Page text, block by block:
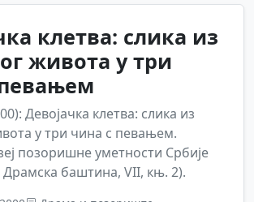
клетва: слика из
живота у три
Девојачка клетва: слика из
у три чина с певањем.
позоришне уметности Србије
баштина, VII, књ. 2).